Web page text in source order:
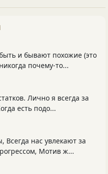
и бывают похожие (это
почему-то...
Лично я всегда за
есть подо...
нас увлекают за
Мотив ж...